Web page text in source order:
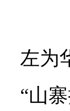
左为
“山